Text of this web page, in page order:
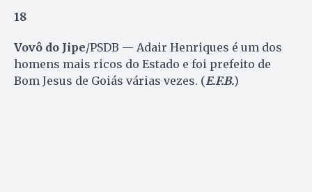
18
Vovô do Jipe/PSDB — Adair Henriques é um dos
homens mais ricos do Estado e foi prefeito de
Bom Jesus de Goiás várias vezes. (E.F.B.)